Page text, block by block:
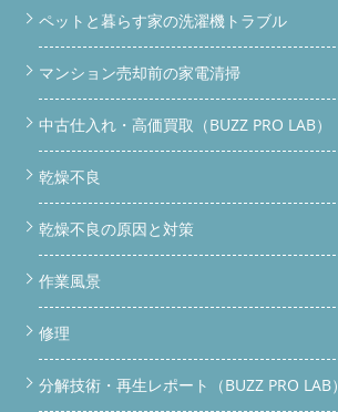
ペットと暮らす家の洗濯機トラブル
マンション売却前の家電清掃
中古仕入れ・高価買取（BUZZ PRO LAB）
乾燥不良
乾燥不良の原因と対策
作業風景
修理
分解技術・再生レポート（BUZZ PRO LAB）